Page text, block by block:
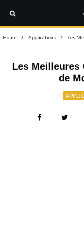
Home Applications Les
Les Meilleures
de